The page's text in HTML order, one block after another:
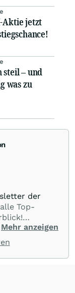
Aktie jetzt
steil – und
was zu
der
Top-
Thema!Für
Channel ist
Mehr anzeigen